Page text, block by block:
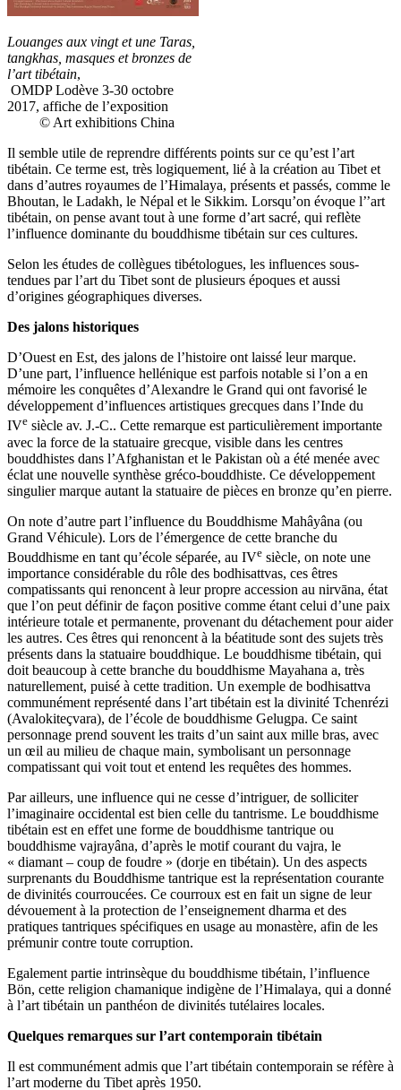
Louanges aux vingt et une Taras,
tangkhas, masques et bronzes de
l’art tibétain,
OMDP Lodève 3-30 octobre
2017, affiche de l’exposition
© Art exhibitions China
Il semble utile de reprendre différents points sur ce qu’est l’art
tibétain. Ce terme est, très logiquement, lié à la création au Tibet et
dans d’autres royaumes de l’Himalaya, présents et passés, comme le
Bhoutan, le Ladakh, le Népal et le Sikkim. Lorsqu’on évoque l’’art
tibétain, on pense avant tout à une forme d’art sacré, qui reflète
l’influence dominante du bouddhisme tibétain sur ces cultures.
Selon les études de collègues tibétologues, les influences sous-
tendues par l’art du Tibet sont de plusieurs époques et aussi
d’origines géographiques diverses.
Des jalons historiques
D’Ouest en Est, des jalons de l’histoire ont laissé leur marque.
D’une part, l’influence hellénique est parfois notable si l’on a en
mémoire les conquêtes d’Alexandre le Grand qui ont favorisé le
développement d’influences artistiques grecques dans l’Inde du
IVe siècle av. J.-C.. Cette remarque est particulièrement importante
avec la force de la statuaire grecque, visible dans les centres
bouddhistes dans l’Afghanistan et le Pakistan où a été menée avec
éclat une nouvelle synthèse gréco-bouddhiste. Ce développement
singulier marque autant la statuaire de pièces en bronze qu’en pierre.
On note d’autre part l’influence du Bouddhisme Mahâyâna (ou
Grand Véhicule). Lors de l’émergence de cette branche du
Bouddhisme en tant qu’école séparée, au IVe siècle, on note une
importance considérable du rôle des bodhisattvas, ces êtres
compatissants qui renoncent à leur propre accession au nirvāna, état
que l’on peut définir de façon positive comme étant celui d’une paix
intérieure totale et permanente, provenant du détachement pour aider
les autres. Ces êtres qui renoncent à la béatitude sont des sujets très
présents dans la statuaire bouddhique. Le bouddhisme tibétain, qui
doit beaucoup à cette branche du bouddhisme Mayahana a, très
naturellement, puisé à cette tradition. Un exemple de bodhisattva
communément représenté dans l’art tibétain est la divinité Tchenrézi
(Avalokiteçvara), de l’école de bouddhisme Gelugpa. Ce saint
personnage prend souvent les traits d’un saint aux mille bras, avec
un œil au milieu de chaque main, symbolisant un personnage
compatissant qui voit tout et entend les requêtes des hommes.
Par ailleurs, une influence qui ne cesse d’intriguer, de solliciter
l’imaginaire occidental est bien celle du tantrisme. Le bouddhisme
tibétain est en effet une forme de bouddhisme tantrique ou
bouddhisme vajrayâna, d’après le motif courant du vajra, le
« diamant – coup de foudre » (dorje en tibétain). Un des aspects
surprenants du Bouddhisme tantrique est la représentation courante
de divinités courroucées. Ce courroux est en fait un signe de leur
dévouement à la protection de l’enseignement dharma et des
pratiques tantriques spécifiques en usage au monastère, afin de les
prémunir contre toute corruption.
Egalement partie intrinsèque du bouddhisme tibétain, l’influence
Bön, cette religion chamanique indigène de l’Himalaya, qui a donné
à l’art tibétain un panthéon de divinités tutélaires locales.
Quelques remarques sur l’art contemporain tibétain
Il est communément admis que l’art tibétain contemporain se réfère à
l’art moderne du Tibet après 1950.